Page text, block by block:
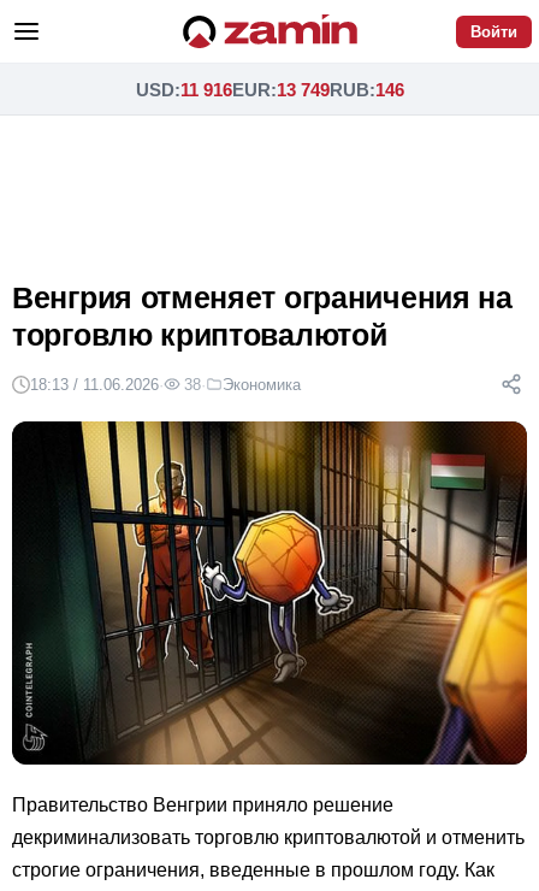
Войти
USD:11 916EUR:13 749RUB:146
Венгрия отменяет ограничения на
торговлю криптовалютой
18:13 / 11.06.2026· 38· Экономика
Правительство Венгрии приняло решение
декриминализовать торговлю криптовалютой и отменить
строгие ограничения, введенные в прошлом году. Как